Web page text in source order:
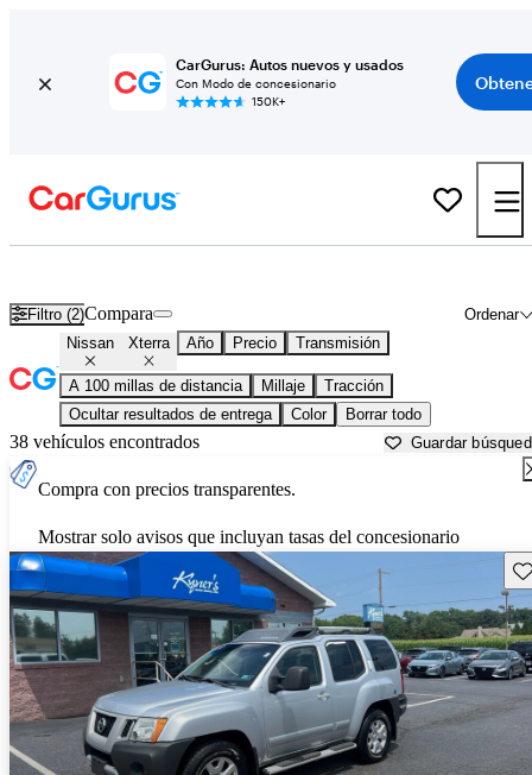
CarGurus: Autos nuevos y usados
Con Modo de concesionario
150K+
Filtro (2) Ordenar
Compara
Nissan Xterra Año Precio Transmisión
A 100 millas de distancia Millaje
Tracción
Ocultar resultados de entrega
Color Borrar todo
38 vehículos encontrados Guardar
Compra con precios transparentes.
Mostrar solo avisos que incluyan tasas del concesionario